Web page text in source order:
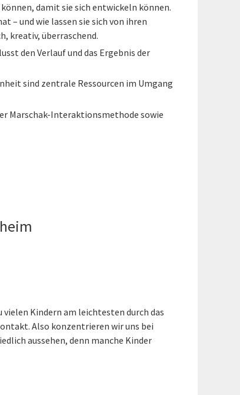
damit sie sich entwickeln können.
– und wie lassen sie sich von ihren
kreativ, überraschend.
den Verlauf und das Ergebnis der
sind zentrale Ressourcen im Umgang
Marschak-Interaktionsmethode sowie
Kindern am leichtesten durch das
Also konzentrieren wir uns bei
aussehen, denn manche Kinder